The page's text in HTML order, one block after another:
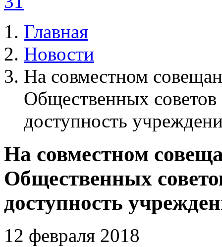
Главная
Новости
На совместном
Общественных
доступность
На совместном
Общественных
доступность
12 февраля 2018